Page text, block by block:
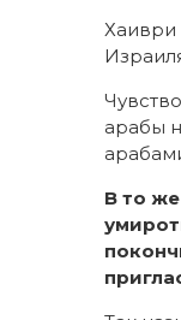
Хаиври
арабы
В то